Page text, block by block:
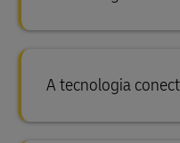
A tecnologia